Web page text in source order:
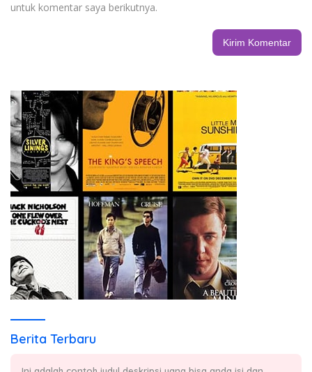
untuk komentar saya berikutnya.
Berita Terbaru